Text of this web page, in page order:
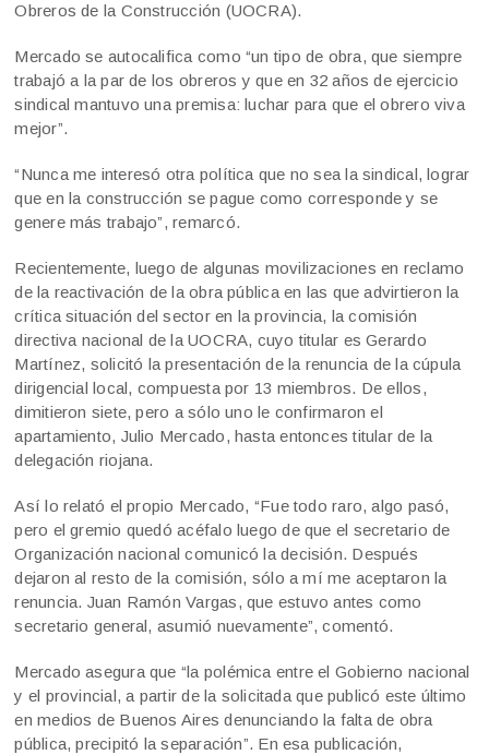
Obreros de la Construcción (UOCRA).
Mercado se autocalifica como “un tipo de obra, que siempre
trabajó a la par de los obreros y que en 32 años de ejercicio
sindical mantuvo una premisa: luchar para que el obrero viva
mejor”.
“Nunca me interesó otra política que no sea la sindical, lograr
que en la construcción se pague como corresponde y se
genere más trabajo”, remarcó.
Recientemente, luego de algunas movilizaciones en reclamo
de la reactivación de la obra pública en las que advirtieron la
crítica situación del sector en la provincia, la comisión
directiva nacional de la UOCRA, cuyo titular es Gerardo
Martínez, solicitó la presentación de la renuncia de la cúpula
dirigencial local, compuesta por 13 miembros. De ellos,
dimitieron siete, pero a sólo uno le confirmaron el
apartamiento, Julio Mercado, hasta entonces titular de la
delegación riojana.
Así lo relató el propio Mercado, “Fue todo raro, algo pasó,
pero el gremio quedó acéfalo luego de que el secretario de
Organización nacional comunicó la decisión. Después
dejaron al resto de la comisión, sólo a mí me aceptaron la
renuncia. Juan Ramón Vargas, que estuvo antes como
secretario general, asumió nuevamente”, comentó.
Mercado asegura que “la polémica entre el Gobierno nacional
y el provincial, a partir de la solicitada que publicó este último
en medios de Buenos Aires denunciando la falta de obra
pública, precipitó la separación”. En esa publicación,